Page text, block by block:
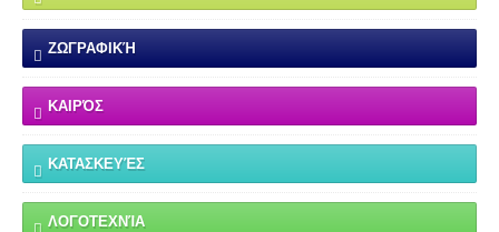
ΖΩΓΡΑΦΙΚΉ
ΚΑΙΡΌΣ
ΚΑΤΑΣΚΕΥΈΣ
ΛΟΓΟΤΕΧΝΊΑ